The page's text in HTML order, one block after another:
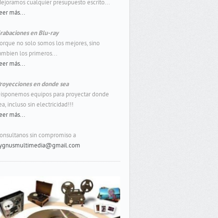
cualquier presupuesto escrito...
más...
en Blu-ray
no solo somos los mejores, sino
los primeros...
más...
en donde sea
equipos para proyectar donde
incluso sin electricidad!!!
más...
sin compromiso a